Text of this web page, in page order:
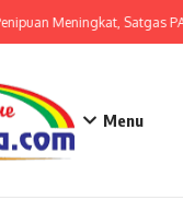
Meningkat, Satgas
Menu